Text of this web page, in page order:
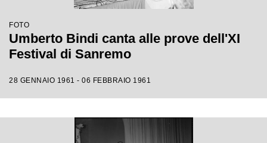
FOTO
Umberto Bindi canta alle prove dell'XI
Festival di Sanremo
28 GENNAIO 1961 - 06 FEBBRAIO 1961